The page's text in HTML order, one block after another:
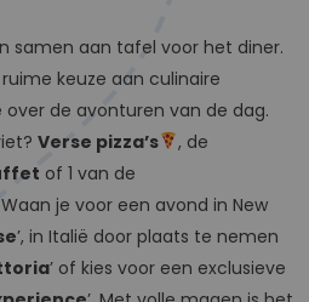
samen aan tafel voor het diner.
keuze aan culinaire
de avonturen van de dag.
Verse pizza’s
, de
of 1 van de
je voor een avond in New
’, in Italië door plaats te nemen
’ of kies voor een exclusieve